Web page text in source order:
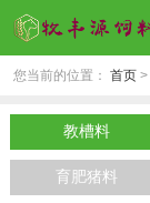
您当前的位置： 首页 >
教槽料
育肥猪料